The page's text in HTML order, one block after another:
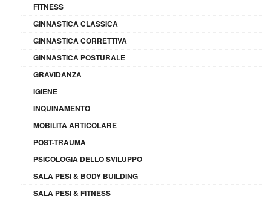
FITNESS
GINNASTICA CLASSICA
GINNASTICA CORRETTIVA
GINNASTICA POSTURALE
GRAVIDANZA
IGIENE
INQUINAMENTO
MOBILITÀ ARTICOLARE
POST-TRAUMA
PSICOLOGIA DELLO SVILUPPO
SALA PESI & BODY BUILDING
SALA PESI & FITNESS